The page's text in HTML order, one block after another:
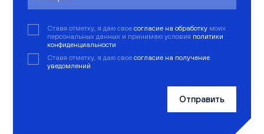
Ставя отметку, я даю свое согласие на обработку моих
персональных данных и принимаю условия политики
конфиденциальности
Ставя отметку, я даю свое согласие на получение
уведомлений
Отправить